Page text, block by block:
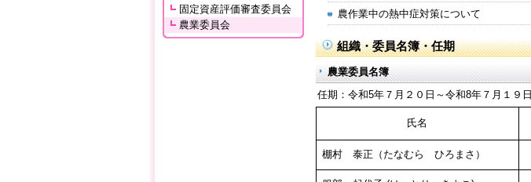
固定資産評価審査委員会
農業委員会
農作業中の熱中症対策について
組織・委員名簿・任期
農業委員名簿
任期：令和5年７月２０日～令和8年７月１９日
氏名
棚村 泰正（たなむら ひろまさ）